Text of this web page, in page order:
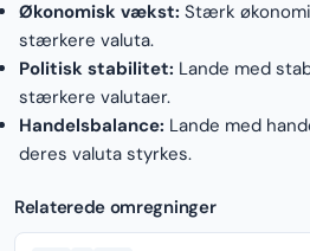
Økonomisk vækst: Stærk
stærkere valuta.
Politisk stabilitet: Lande med
stærkere valutaer.
Handelsbalance: Lande med
deres valuta styrkes.
Relaterede omregninger